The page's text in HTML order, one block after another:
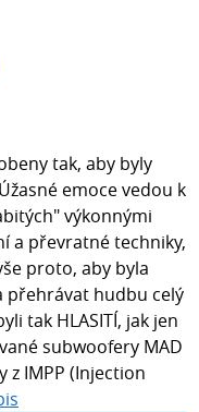
tak, aby byly
emoce vedou k
výkonnými
a převratné techniky,
proto, aby byla
přehrávat hudbu celý
tak HLASITÍ, jak jen
subwoofery MAD
z IMPP (Injection